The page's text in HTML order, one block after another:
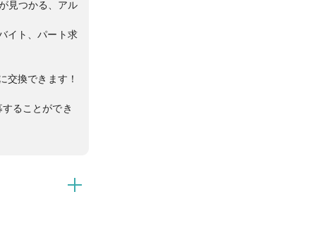
見つかる、アル
イト、パート求
交換できます！
ることができ